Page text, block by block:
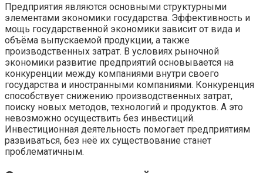
Предприятия являются основными структурными
элементами экономики государства. Эффективность и
мощь государственной экономики зависит от вида и
объёма выпускаемой продукции, а также
производственных затрат. В условиях рыночной
экономики развитие предприятий основывается на
конкуренции между компаниями внутри своего
государства и иностранными компаниями. Конкуренция
способствует снижению производственных затрат,
поиску новых методов, технологий и продуктов. А это
невозможно осуществить без инвестиций.
Инвестиционная деятельность помогает предприятиям
развиваться, без неё их существование станет
проблематичным.